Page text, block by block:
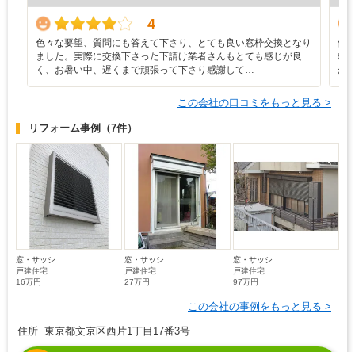
4
色々な要望、質問にも答えて下さり、とても良い窓枠交換となり
ました。実際に交換下さった下請け業者さんもとても感じが良
く、お暑い中、遅くまで頑張って下さり感謝して…
他
頼
が
この会社の口コミをもっと見る >
リフォーム事例 （7件）
窓・サッシ
戸建住宅
16万円
窓・サッシ
戸建住宅
27万円
窓・サッシ
戸建住宅
97万円
この会社の事例をもっと見る >
住所 東京都文京区西片1丁目17番3号